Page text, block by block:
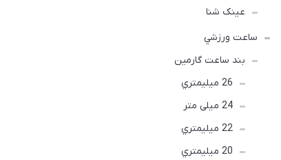
عینک شنا
ساعت ورزشي
بند ساعت گارمین
26 ميليمتري
24 میلی متر
22 ميليمتري
20 ميليمتري